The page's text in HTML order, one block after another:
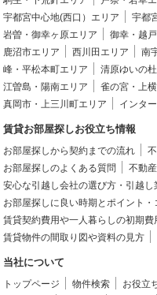
宇都宮中心地(西口）エリア
宇都
岩曽・御幸ヶ原エリア
御幸・越
鹿沼市エリア
西川田エリア 南
峰・平松本町エリア
清原ゆいの
江曽島・陽南エリア
雀の宮・上
真岡市・上三川町エリア
インタ
賃貸お部屋探しお役立ち情報
お部屋探しから契約までの流れ
お部屋探しのよくある質問
不動
安心な引越し会社の選び方・引越し
お部屋探しに良い時期とポイント・
賃貸契約費用や一人暮らしの初期費
賃貸物件の間取り図や資料の見方
当社について
トップページ 物件検索 お役立